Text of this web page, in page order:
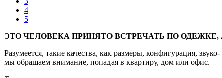
4
5
ЭТО ЧЕЛОВЕКА ПРИНЯТО ВСТРЕЧАТЬ ПО
Разумеется, такие качества, как размеры, конфигурация,
мы обращаем внимание, попадая в квартиру, дом или офис.